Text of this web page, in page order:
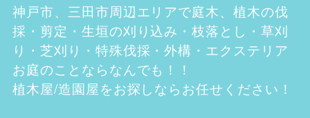
神戸市、三田市周辺エリアで庭木、植木の伐
採・剪定・生垣の刈り込み・枝落とし・草刈
り・芝刈り・特殊伐採・外構・エクステリア
お庭のことならなんでも！！
植木屋/造園屋をお探しならお任せください！